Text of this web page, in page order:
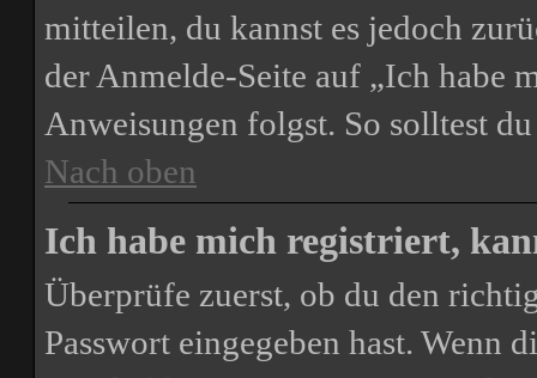
mitteilen, du kannst es jedoch
der Anmelde-Seite auf „Ich habe
Anweisungen folgst. So solltest
Nach oben
Ich habe mich registriert,
Überprüfe zuerst, ob du den
Passwort eingegeben hast. Wenn